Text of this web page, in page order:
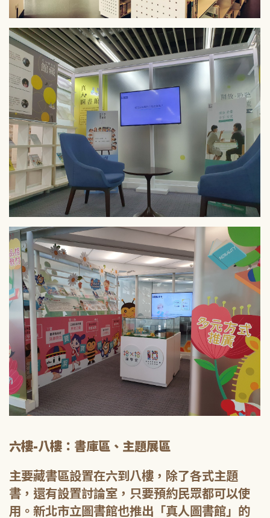
六樓-八樓：書庫區、主題展區
主要藏書區設置在六到八樓，除了各式主題
書，還有設置討論室，只要預約民眾都可以使
用。新北市立圖書館也推出「真人圖書館」的